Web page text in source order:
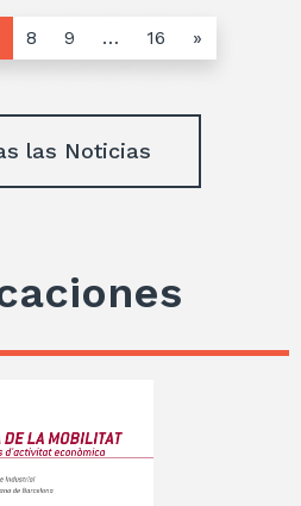
8 9 … 16 »
las Noticias